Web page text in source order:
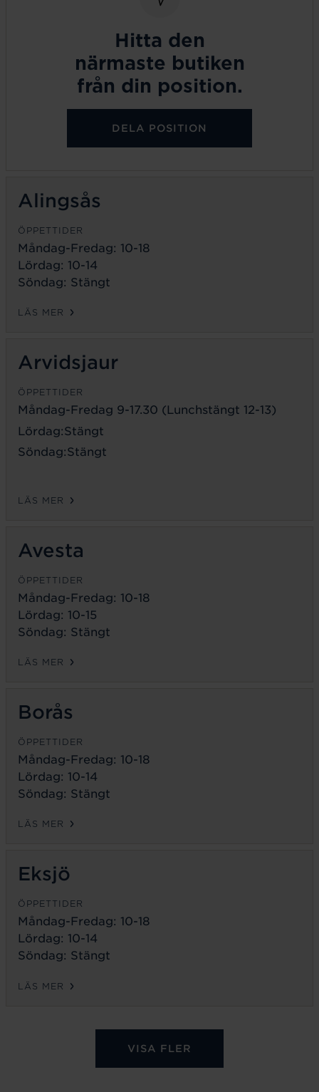
Hitta den
närmaste butiken
från din position.
DELA POSITION
Alingsås
ÖPPETTIDER
Måndag-Fredag: 10-18
Lördag: 10-14
Söndag: Stängt
LÄS MER
Arvidsjaur
ÖPPETTIDER
Måndag-Fredag 9-17.30 (Lunchstängt 12-13)
Lördag:Stängt
Söndag:Stängt
LÄS MER
Avesta
ÖPPETTIDER
Måndag-Fredag: 10-18
Lördag: 10-15
Söndag: Stängt
LÄS MER
Borås
ÖPPETTIDER
Måndag-Fredag: 10-18
Lördag: 10-14
Söndag: Stängt
LÄS MER
Eksjö
ÖPPETTIDER
Måndag-Fredag: 10-18
Lördag: 10-14
Söndag: Stängt
LÄS MER
VISA FLER